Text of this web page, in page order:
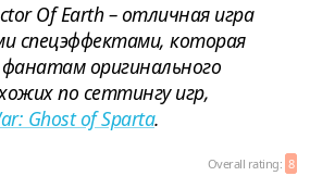
Of Earth – отличная игра
спецэффектами, которая
оригинального
по сеттингу игр,
Ghost of Sparta.
Overall rating: 8